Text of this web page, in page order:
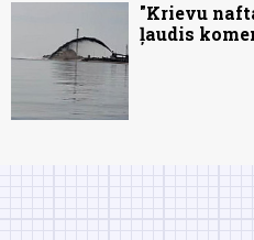
"Krievu
ļaudis